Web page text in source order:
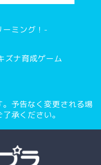
ーミング！-
ズナ育成ゲーム
予告なく変更される場
承ください。